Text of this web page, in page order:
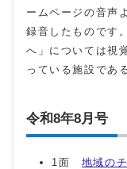
ームページの音声
録音したものです
へ」については視
っている施設であ
令和8年8月号
1面 地域の